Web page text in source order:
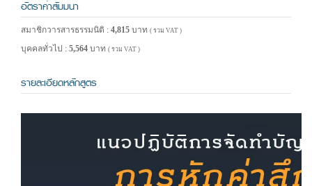
อัตราค่าสัมมนา
สมาชิกวารสารธรรมนิติ : 4,815 บาท ( รวม VAT )
บุคคลทั่วไป : 5,564 บาท ( รวม VAT )
รายละเอียดหลักสูตร